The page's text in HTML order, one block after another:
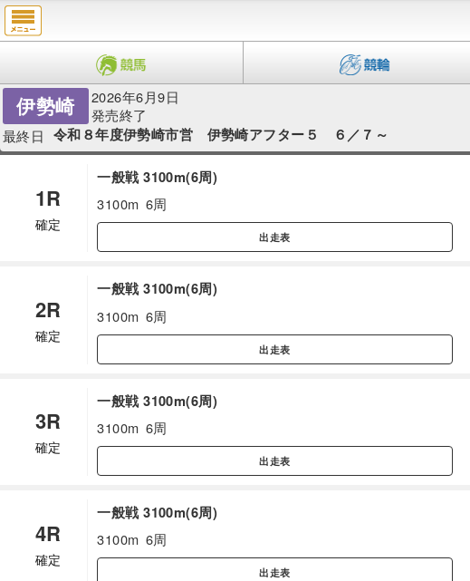
伊勢崎
2026年6月9日
発売終了
最終日 令和８年度伊勢崎市営 伊勢崎アフター５ ６／７～
1R
確定
一般戦 3100m(6周)
3100m 6周
出走表
2R
確定
一般戦 3100m(6周)
3100m 6周
出走表
3R
確定
一般戦 3100m(6周)
3100m 6周
出走表
4R
確定
一般戦 3100m(6周)
3100m 6周
出走表